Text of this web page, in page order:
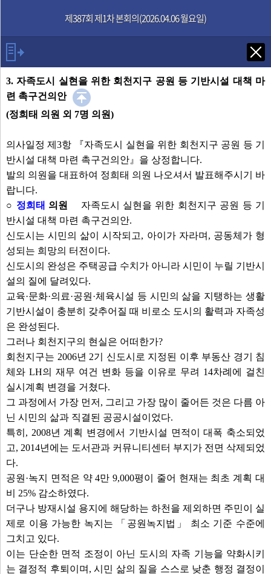
제387회 제1차 본회의(2026.04.06 월요일)
Tab키로 다음 검색
발언자
의장 윤창철
의회사무과장
최수연 의원
정희태 의원
한상민 의원
전문위원
강혜숙 의원
기획조정실장
경제문화체육국장
도시주택국장
복지교육국장
도로교통국장
발언보기 선택취소
안건
○ 5분 자유발언(최수연 의원)
1. 제387회 양주시의회 임시회 회기 결정의 건(의장제의)
2. 제387회 양주시의회 임시회 회의록 서명의원 선출의 건(의장제의)
(정희태 의원 외 7명 의원)
4. 집합건물 전기공급 구조 개선을 통한 YTC 소상공인 보호 대책 마련 촉구건
(한상민 의원 외 7명 의원)
5. 양주시 사무의 공공기관 위탁 또는 대행에 관한 조례안(의원발의)
6. 양주시 사회복지사 등의 처우 및 지위 향상에 관한 조례 일부개정조례안(의
7. 양주시 지방공무원 복무 조례 일부개정조례안(시장제출)
8. 양주시청 직장운동경기부 설치 및 운영 조례 일부개정조례안(시장제출)
3. 자족도시 실현을 위한 회천지구 공원 등 기반시설 대책 마
련 촉구건의안
(정희태 의원 외 7명 의원)
의사일정 제3항 『자족도시 실현을 위한 회천지구 공원 등 기
반시설 대책 마련 촉구건의안』을 상정합니다.
발의 의원을 대표하여 정희태 의원 나오셔서 발표해주시기 바
랍니다.
○ 정희태 의원
자족도시 실현을 위한 회천지구 공원 등 기
반시설 대책 마련 촉구건의안.
신도시는 시민의 삶이 시작되고, 아이가 자라며, 공동체가 형
성되는 희망의 터전이다.
신도시의 완성은 주택공급 수치가 아니라 시민이 누릴 기반시
설의 질에 달려있다.
교육·문화·의료·공원·체육시설 등 시민의 삶을 지탱하는 생활
기반시설이 충분히 갖추어질 때 비로소 도시의 활력과 자족성
은 완성된다.
그러나 회천지구의 현실은 어떠한가?
회천지구는 2006년 2기 신도시로 지정된 이후 부동산 경기 침
체와 LH의 재무 여건 변화 등을 이유로 무려 14차례에 걸친
실시계획 변경을 거쳤다.
그 과정에서 가장 먼저, 그리고 가장 많이 줄어든 것은 다름 아
닌 시민의 삶과 직결된 공공시설이었다.
특히, 2008년 계획 변경에서 기반시설 면적이 대폭 축소되었
고, 2014년에는 도서관과 커뮤니티센터 부지가 전면 삭제되었
다.
공원·녹지 면적은 약 4만 9,000평이 줄어 현재는 최초 계획 대
비 25% 감소하였다.
더구나 방재시설 용지에 해당하는 하천을 제외하면 주민이 실
제로 이용 가능한 녹지는 「공원녹지법」 최소 기준 수준에
그치고 있다.
이는 단순한 면적 조정이 아닌 도시의 자족 기능을 약화시키
는 결정적 후퇴이며, 시민 삶의 질을 스스로 낮춘 행정 결정이